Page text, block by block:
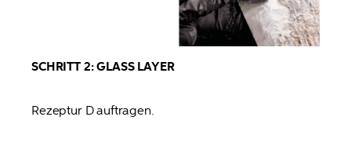
SCHRITT 2: GLASS LAYER
Rezeptur D auftragen.